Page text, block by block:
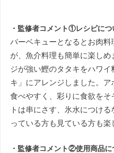
・監修者コメント①レシピにつ
バーベキューとなるとお肉
が、魚介料理も簡単に楽し
ジが強い鰹のタタキをハワ
キ」にアレンジしました。
食べやすく、彩りに食欲を
トは串にさす、氷水につけ
っている方も見ている方も楽
・監修者コメント②使用商品に